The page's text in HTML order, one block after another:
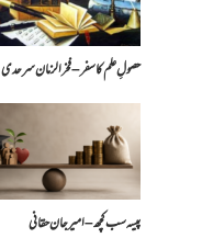
حصولِ علم کا سفر – فخرالزمان سرحدی
پیسہ سب کچھ – امیرجان حقانی